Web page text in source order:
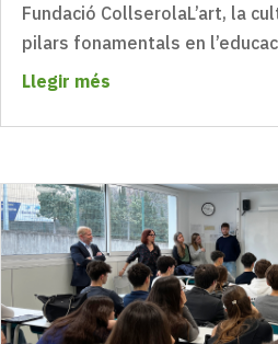
Fundació CollserolaL’art, la
pilars fonamentals en
Llegir més